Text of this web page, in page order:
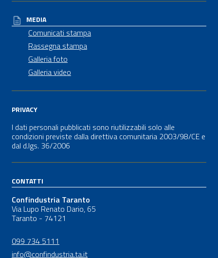
MEDIA
Comunicati stampa
Rassegna stampa
Galleria foto
Galleria video
PRIVACY
I dati personali pubblicati sono riutilizzabili solo alle
condizioni previste dalla direttiva comunitaria 2003/98/CE e
dal d.lgs. 36/2006
CONTATTI
Confindustria Taranto
Via Lupo Renato Dario, 65
Taranto - 74121
099 734 5111
info@confindustria.ta.it